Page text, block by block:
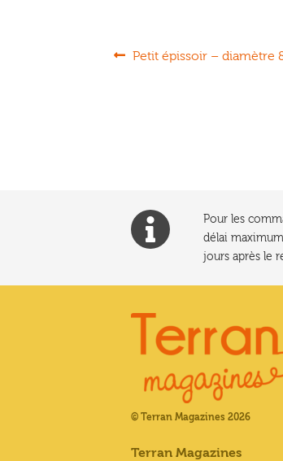
Navigation
Article
Petit épissoir – diamètre
Pour les
délai
jours après le
© Terran Magazines 2026
Terran Magazines